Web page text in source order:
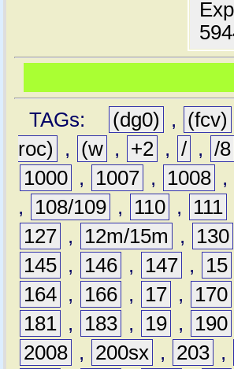
TAGs:
(dg0) , (fcv)
roc)
, (w , +2 , / , /8
1000 , 1007 , 1008 ,
,
108/109 , 110 , 111
127 , 12m/15m , 130
145 , 146 , 147 , 15
164 , 166 , 17 , 170
181 , 183 , 19 , 190
2008 , 200sx , 203 ,